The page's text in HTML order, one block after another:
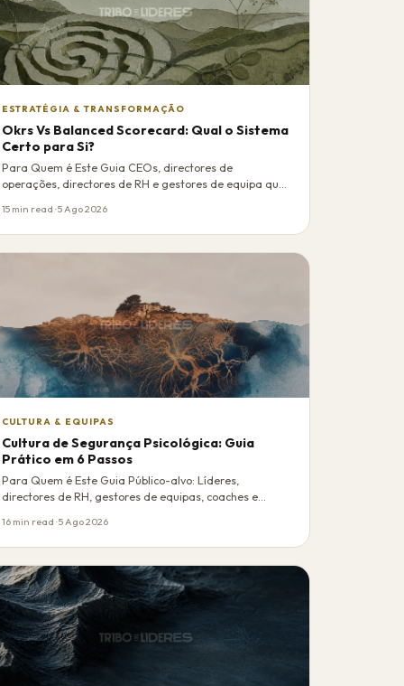
ESTRATÉGIA & TRANSFORMAÇÃO
Okrs Vs Balanced Scorecard: Qual o Sistema
Certo para Si?
Para Quem é Este Guia CEOs, directores de
operações, directores de RH e gestores de equipa que
15 min read · 5 Ago 2026
CULTURA & EQUIPAS
Cultura de Segurança Psicológica: Guia
Prático em 6 Passos
Para Quem é Este Guia Público-alvo: Líderes,
directores de RH, gestores de equipas, coaches e
16 min read · 5 Ago 2026